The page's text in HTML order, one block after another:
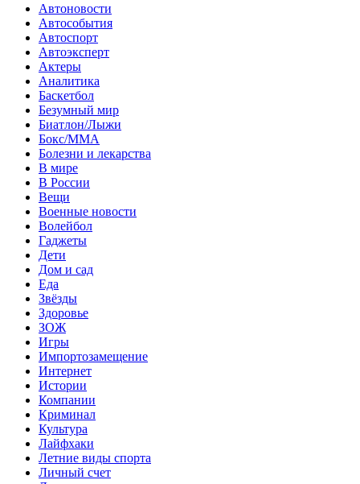
Автоновости
Автособытия
Автоспорт
Автоэксперт
Актеры
Аналитика
Баскетбол
Безумный мир
Биатлон/Лыжи
Бокс/MMA
Болезни и лекарства
В мире
В России
Вещи
Военные новости
Волейбол
Гаджеты
Дети
Дом и сад
Еда
Звёзды
Здоровье
ЗОЖ
Игры
Импортозамещение
Интернет
Истории
Компании
Криминал
Культура
Лайфхаки
Летние виды спорта
Личный счет